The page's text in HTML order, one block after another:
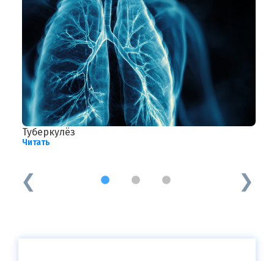
Туберкулёз
Читать
1 2 3